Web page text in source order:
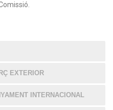
EXTERIOR
INTERNACIONAL